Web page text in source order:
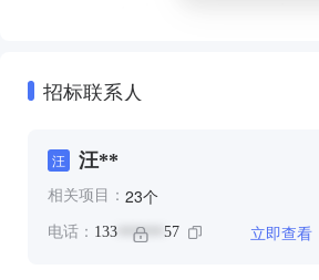
招标联系人
汪 汪**
相关项目： 23个
电话： 133 ****** 57 立即查看